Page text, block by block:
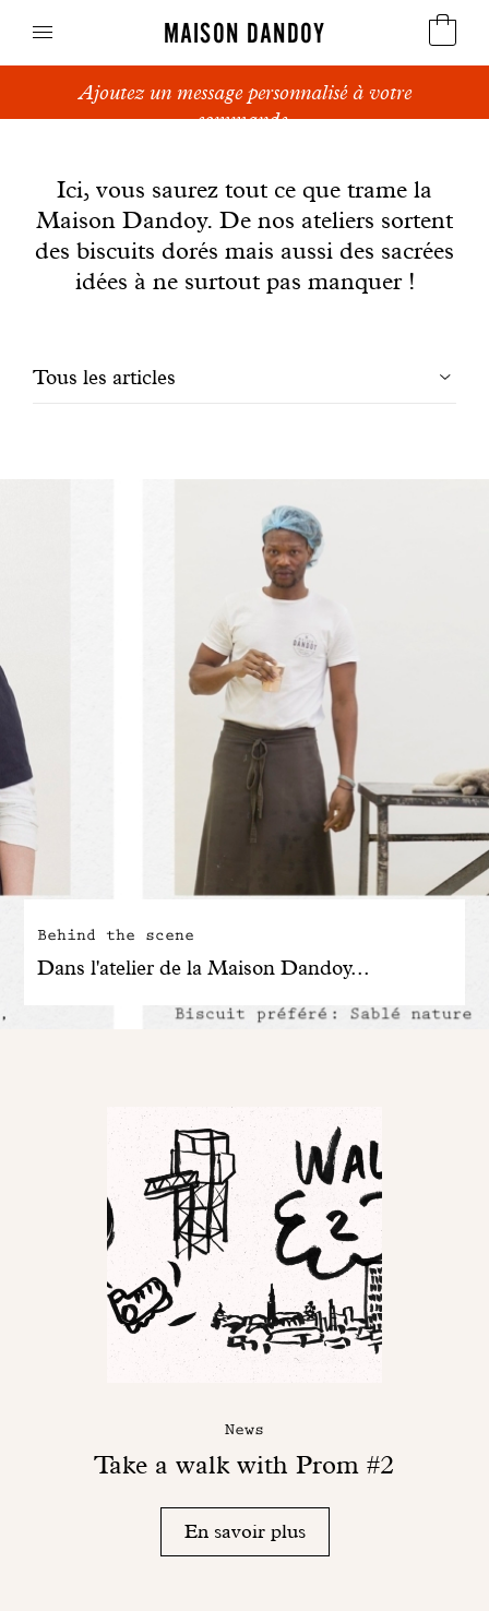
MAISON DANDOY
Speculoos
Pains sucrés
Gâteaux
Manifesto
Dandoy Family
Boutiques
Mon compte
E-Shop
Ajoutez un message personnalisé à votre
commande.
Ici, vous saurez tout ce que trame la
Maison Dandoy. De nos ateliers sortent
des biscuits dorés mais aussi des sacrées
idées à ne surtout pas manquer !
Filtrer
Tous les articles
Behind the scene
Dans l'atelier de la Maison Dandoy...
News
Take a walk with Prom #2
En savoir plus